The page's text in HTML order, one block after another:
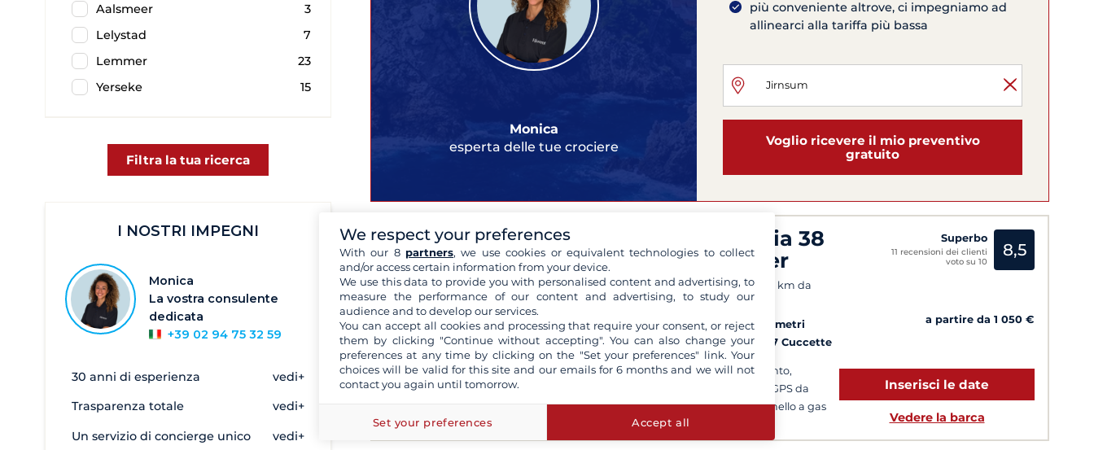
Aalsmeer
3
Lelystad
7
Lemmer
23
Yerseke
15
Filtra la tua ricerca
I NOSTRI IMPEGNI
Monica
La vostra consulente
dedicata
+39 02 94 75 32 59
30 anni di esperienza vedi+
Trasparenza totale vedi+
Un servizio di concierge unico vedi+
Monica
esperta delle tue crociere
più conveniente altrove, ci impegniamo ad
allinearci alla tariffa più bassa
Voglio ricevere il mio preventivo
gratuito
Bavaria 38
Cruiser
Lemmer (27 km da
Jirnsum)
2009
12.13 metri
3 Cabine
7 Cuccette
Riscaldamento,
Tracciatore GPS da
cockpit, Fornello a gas
Superbo
11 recensioni dei clienti
voto su 10
8,5
a partire da 1 050 €
Inserisci le date
Vedere la barca
We respect your preferences
With our 8 partners, we use cookies or equivalent technologies to collect
and/or access certain information from your device.
We use this data to provide you with personalised content and advertising, to
measure the performance of our content and advertising, to study our
audience and to develop our services.
You can accept all cookies and processing that require your consent, or reject
them by clicking "Continue without accepting". You can also change your
preferences at any time by clicking on the "Set your preferences" link. Your
choices will be valid for this site and our emails for 6 months and we will not
contact you again until tomorrow.
Set your preferences Accept all